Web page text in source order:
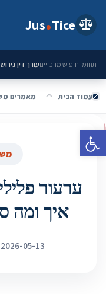
פתח סרגל נגישות
Jus Tice
תחומי חיפוש מרכזייםעורך דין
עמוד הבית מאמרים
ערעור
איך ומה
2026-05-13